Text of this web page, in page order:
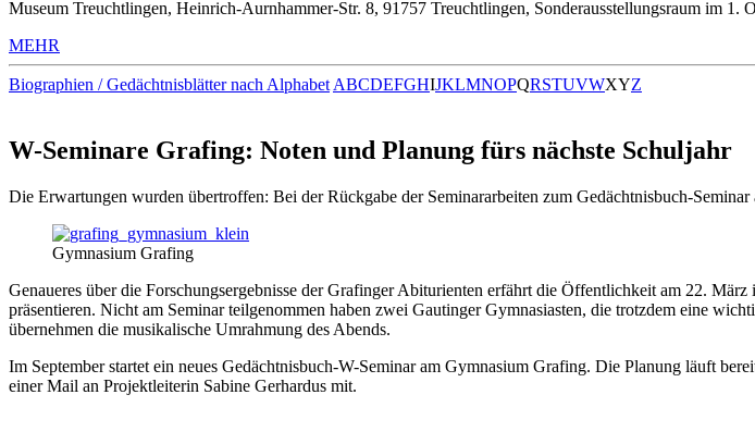
Museum Treuchtlingen, Heinrich-Aurnhammer-Str. 8, 91757 Treuchtlingen, Sonderausstellungsraum im 1.
MEHR
Biographien / Gedächtnisblätter nach Alphabet ABCDEFGHIJKLMNOPQRSTUVWXYZ
W-Seminare Grafing: Noten und Planung fürs nächste Schuljahr
Die Erwartungen wurden übertroffen: Bei der Rückgabe der Seminararbeiten zum Gedächtnisbuch-
Gymnasium Grafing
Genaueres über die Forschungsergebnisse der Grafinger Abiturienten erfährt die Öffentlichkeit am 22.
präsentieren. Nicht am Seminar teilgenommen haben zwei Gautinger Gymnasiasten, die trotzdem eine
übernehmen die musikalische Umrahmung des Abends.
Im September startet ein neues Gedächtnisbuch-W-Seminar am Gymnasium Grafing. Die Planung läuft
einer Mail an Projektleiterin Sabine Gerhardus mit.